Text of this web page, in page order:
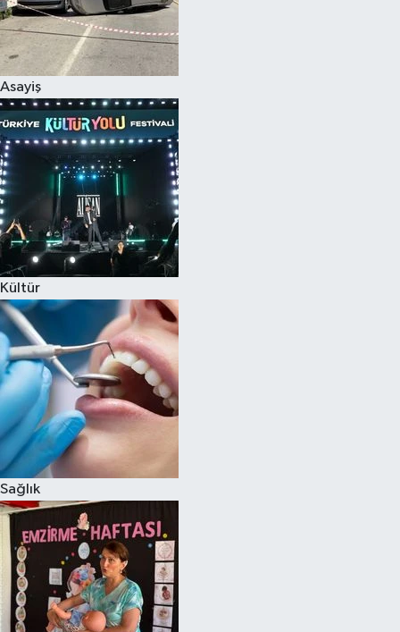
Asayiş
Kültür
Sağlık